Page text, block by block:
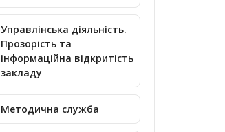
Управлінська діяльність.
Прозорість та
інформаційна відкритість
закладу
Методична служба